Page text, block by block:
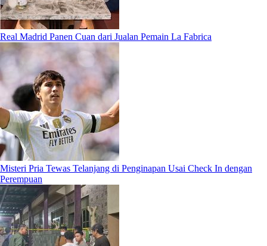
Real Madrid Panen Cuan dari Jualan Pemain La Fabrica
Misteri Pria Tewas Telanjang di Penginapan Usai Check In dengan
Perempuan